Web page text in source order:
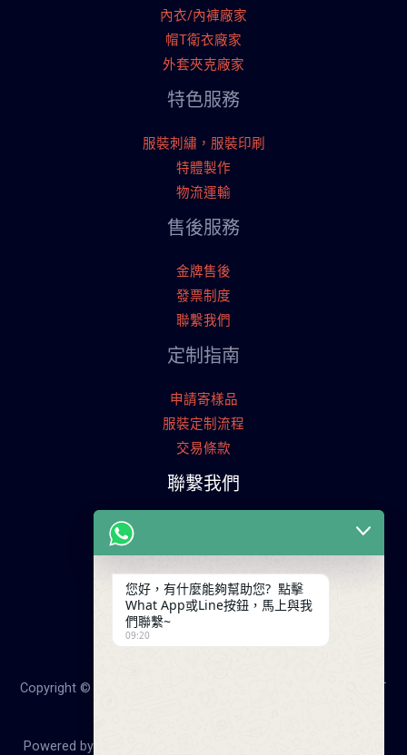
內衣/內褲廠家
帽T衛衣廠家
外套夾克廠家
特色服務
服裝刺繡，服裝印刷
特體製作
物流運輸
售後服務
金牌售後
發票制度
聯繫我們
定制指南
申請寄樣品
服裝定制流程
交易條款
聯繫我們
廣東省廣州市天河工業園
+86 13825254696
keywinf@foxmail.com
Copyright © 2026 25年大陸成衣工廠，降低您的成本！服裝打
Powered by 25年大陸成衣工廠，降低您的成本！服裝打版，
您好，有什麼能夠幫助您? 點擊
What App或Line按鈕，馬上與我
們聯繫~
09:20